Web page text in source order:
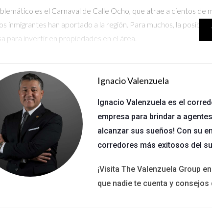
es el Carnaval de Calle Ocho, que atrae a cientos
inmigrantes han aportado a la región. Para muchos, la
para invertir en propiedades en el área.
ha experimentado un crecimiento económico sostenido en
abarca sectores como la tecnología, el turismo y la salud,
no solo por la población en constante aumento, sino también
Caso: La Expansión de la Tecnología en Fort
ha visto un auge significativo en empresas tecnológicas que
En un informe del Departamento de Desarrollo
últimos cinco años, atrayendo talento y capital a la zona.
Ignacio Valenzuela
Ignacio Valenzuela es el
empresa para brindar a
alcanzar sus sueños! Con su
corredores más exitosos del
¡Visita The Valenzuela Group
que nadie te cuenta y